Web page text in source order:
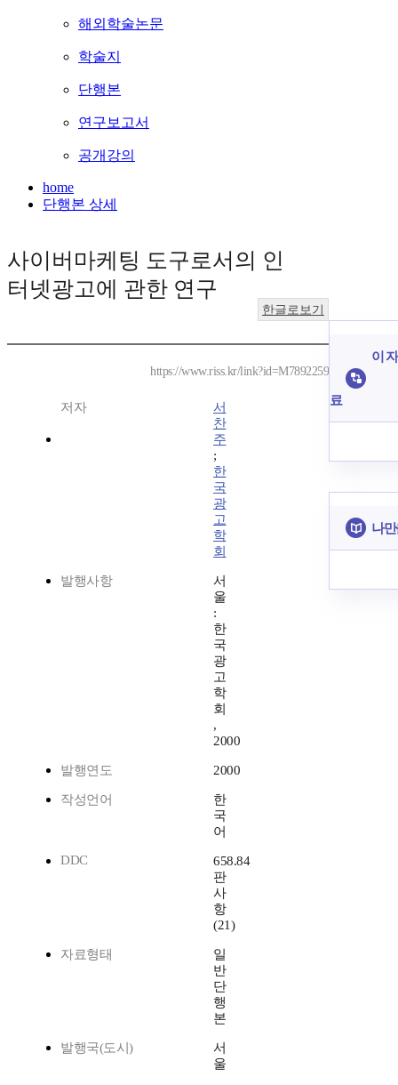
해외학술논문
학술지
단행본
연구보고서
공개강의
home
단행본 상세
사이버마케팅 도구로서의 인
터넷광고에 관한 연구
한글로보기
https://www.riss.kr/link?id=M7892259
저자
서
찬
주
;
한
국
광
고
학
회
발행사항
서
울
:
한
국
광
고
학
회
,
2000
발행연도 2000
작성언어
한
국
어
DDC
658.84
판
사
항
(21)
자료형태
일
반
단
행
본
발행국(도시)
서
울
이
료
나